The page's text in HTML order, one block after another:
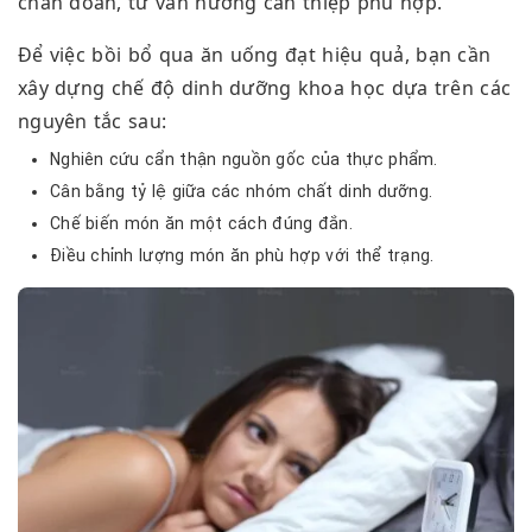
Để việc bồi bổ qua ăn uống đạt hiệu quả, bạn cần
xây dựng chế độ dinh dưỡng khoa học dựa trên các
nguyên tắc sau:
Nghiên cứu cẩn thận nguồn gốc của thực phẩm.
Cân bằng tỷ lệ giữa các nhóm chất dinh dưỡng.
Chế biến món ăn một cách đúng đắn.
Điều chỉnh lượng món ăn phù hợp với thể trạng.